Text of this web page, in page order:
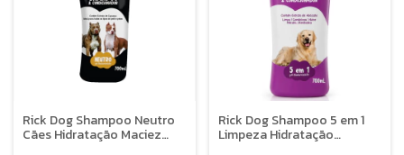
Rick Dog Shampoo Neutro
Cães Hidratação Maciez
Rick Dog Shampoo 5 em 1
Limpeza Hidratação